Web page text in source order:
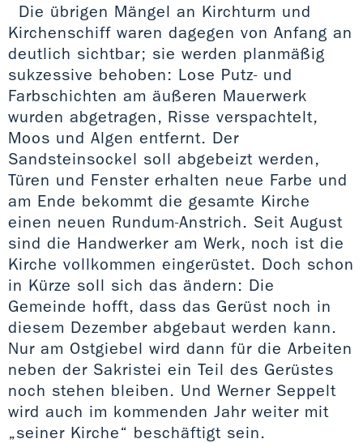
Die übrigen Mängel an Kirchturm und
Kirchenschiff waren dagegen von Anfang an
deutlich sichtbar; sie werden planmäßig
sukzessive behoben: Lose Putz- und
Farbschichten am äußeren Mauerwerk
wurden abgetragen, Risse verspachtelt,
Moos und Algen entfernt. Der
Sandsteinsockel soll abgebeizt werden,
Türen und Fenster erhalten neue Farbe und
am Ende bekommt die gesamte Kirche
einen neuen Rundum-Anstrich. Seit August
sind die Handwerker am Werk, noch ist die
Kirche vollkommen eingerüstet. Doch schon
in Kürze soll sich das ändern: Die
Gemeinde hofft, dass das Gerüst noch in
diesem Dezember abgebaut werden kann.
Nur am Ostgiebel wird dann für die Arbeiten
neben der Sakristei ein Teil des Gerüstes
noch stehen bleiben. Und Werner Seppelt
wird auch im kommenden Jahr weiter mit
„seiner Kirche“ beschäftigt sein.